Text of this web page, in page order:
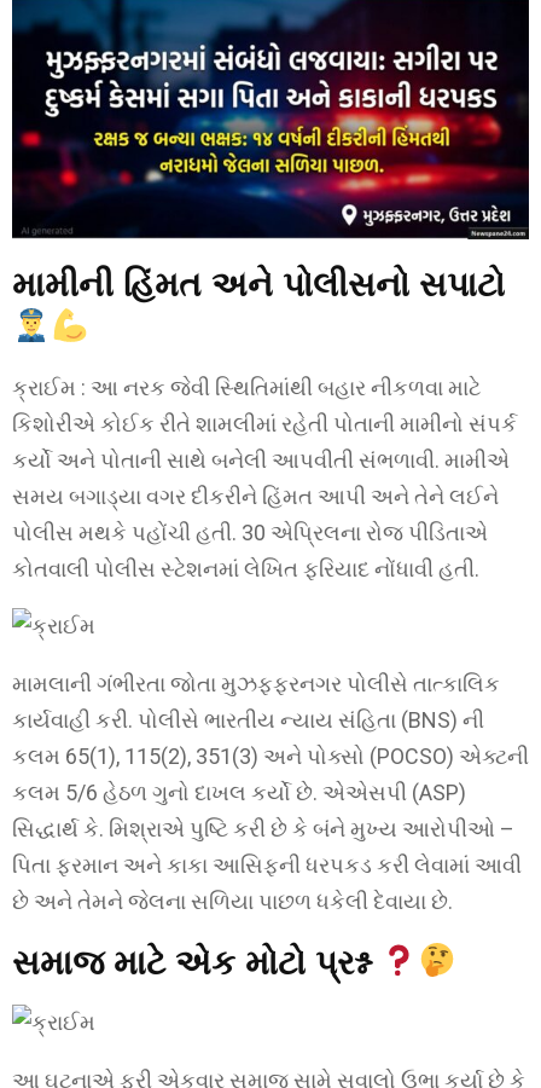
મામીની હિંમત અને પોલીસનો સપાટો
ક્રાઈમ : આ નરક જેવી સ્થિતિમાંથી બહાર નીકળવા માટે
કિશોરીએ કોઈક રીતે શામલીમાં રહેતી પોતાની મામીનો સંપર્ક
કર્યો અને પોતાની સાથે બનેલી આપવીતી સંભળાવી. મામીએ
સમય બગાડ્યા વગર દીકરીને હિંમત આપી અને તેને લઈને
પોલીસ મથકે પહોંચી હતી. 30 એપ્રિલના રોજ પીડિતાએ
કોતવાલી પોલીસ સ્ટેશનમાં લેખિત ફરિયાદ નોંધાવી હતી.
મામલાની ગંભીરતા જોતા મુઝફ્ફરનગર પોલીસે તાત્કાલિક
કાર્યવાહી કરી. પોલીસે ભારતીય ન્યાય સંહિતા (BNS) ની
કલમ 65(1), 115(2), 351(3) અને પોક્સો (POCSO) એક્ટની
કલમ 5/6 હેઠળ ગુનો દાખલ કર્યો છે. એએસપી (ASP)
સિદ્ધાર્થ કે. મિશ્રાએ પુષ્ટિ કરી છે કે બંને મુખ્ય આરોપીઓ –
પિતા ફરમાન અને કાકા આસિફની ધરપકડ કરી લેવામાં આવી
છે અને તેમને જેલના સળિયા પાછળ ધકેલી દેવાયા છે.
સમાજ માટે એક મોટો પ્રશ્ન
આ ઘટનાએ ફરી એકવાર સમાજ સામે સવાલો ઉભા કર્યા છે કે